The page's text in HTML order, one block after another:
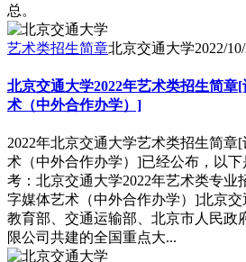
总。
艺术类招生简章北京交通大学2022/
北京交通大学2022年艺术类招生简章
术（中外合作办学）]
2022年北京交通大学艺术类招生简章
术（中外合作办学）]已经公布，以
考：北京交通大学2022年艺术类专业
字媒体艺术（中外合作办学）]北京交
教育部、交通运输部、北京市人民政
限公司共建的全国重点大...